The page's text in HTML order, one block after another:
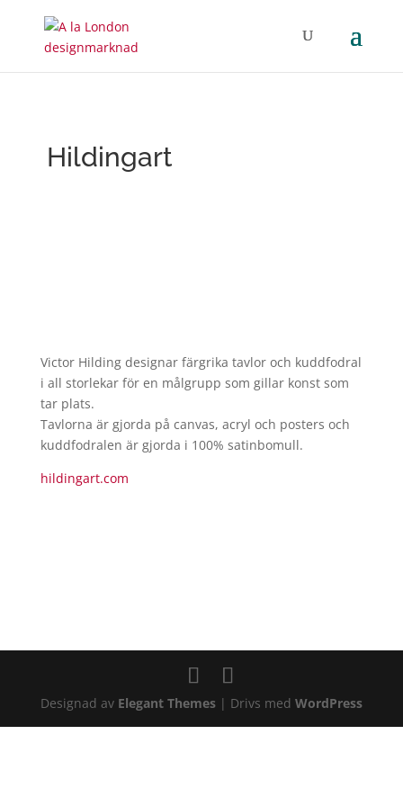
Hildingart
Victor Hilding designar färgrika tavlor och kuddfodral
i all storlekar för en målgrupp som gillar konst som
tar plats.
Tavlorna är gjorda på canvas, acryl och posters och
kuddfodralen är gjorda i 100% satinbomull.
hildingart.com
Designad av Elegant Themes| Drivs med WordPress